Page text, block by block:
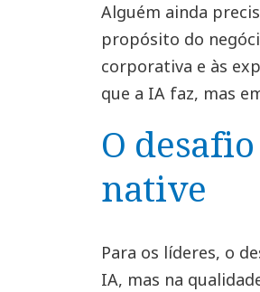
Alguém ainda
propósito do
corporativa e às
que a IA faz, mas
O
native
Para os líderes, o
IA, mas na